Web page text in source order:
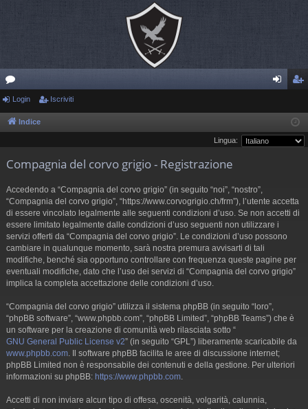
or
u riv
iti
Login Iscriviti
Indice
Lingua:
Compagnia del corvo grigio - Registrazione
Accedendo a “Compagnia del corvo grigio” (in seguito “noi”, “nostro”,
“Compagnia del corvo grigio”, “https://www.corvogrigio.ch/frm”), l’utente accetta
di essere vincolato legalmente alle seguenti condizioni d’uso. Se non accetti di
essere limitato legalmente dalle condizioni d’uso seguenti non utilizzare i
servizi offerti da “Compagnia del corvo grigio”. Le condizioni d’uso possono
cambiare in qualunque momento, sarà nostra premura avvisarti di tali
modifiche, benché sia opportuno controllare con frequenza queste pagine per
eventuali modifiche, dato che l’uso dei servizi di “Compagnia del corvo grigio”
implica la completa accettazione delle condizioni d’uso.
“Compagnia del corvo grigio” utilizza il sistema phpBB (in seguito “loro”,
“phpBB software”, “www.phpbb.com”, “phpBB Limited”, “phpBB Teams”) che è
un software per la creazione di comunità web rilasciata sotto “
GNU General Public License v2” (in seguito “GPL”) liberamente scaricabile da
www.phpbb.com . Il software phpBB facilita le aree di discussione internet;
phpBB Limited non è responsabile dei contenuti e della gestione. Per ulteriori
informazioni su phpBB: https://www.phpbb.com
Accetti di non inviare alcun tipo di offesa, oscenità, volgarità, calunnia,